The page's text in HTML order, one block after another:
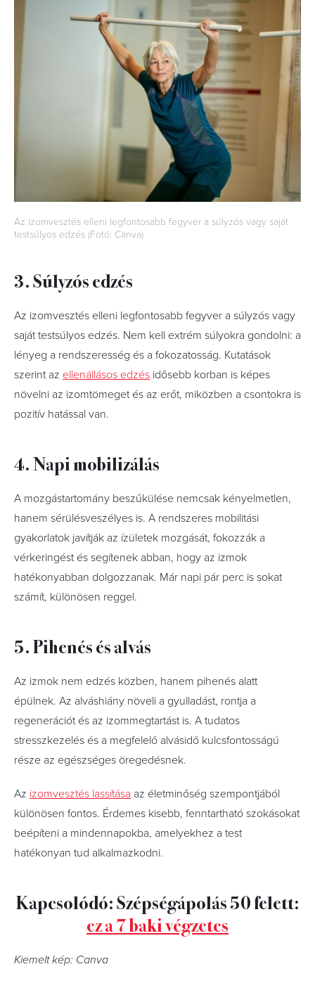
Az izomvesztés elleni legfontosabb fegyver a súlyzós vagy saját
testsúlyos edzés (Fotó: Canva)
3. Súlyzós edzés
Az izomvesztés elleni legfontosabb fegyver a súlyzós vagy
saját testsúlyos edzés. Nem kell extrém súlyokra gondolni: a
lényeg a rendszeresség és a fokozatosság. Kutatások
szerint az ellenállásos edzés idősebb korban is képes
növelni az izomtömeget és az erőt, miközben a csontokra is
pozitív hatással van.
4. Napi mobilizálás
A mozgástartomány beszűkülése nemcsak kényelmetlen,
hanem sérülésveszélyes is. A rendszeres mobilitási
gyakorlatok javítják az ízületek mozgását, fokozzák a
vérkeringést és segítenek abban, hogy az izmok
hatékonyabban dolgozzanak. Már napi pár perc is sokat
számít, különösen reggel.
5. Pihenés és alvás
Az izmok nem edzés közben, hanem pihenés alatt
épülnek. Az alváshiány növeli a gyulladást, rontja a
regenerációt és az izommegtartást is. A tudatos
stresszkezelés és a megfelelő alvásidő kulcsfontosságú
része az egészséges öregedésnek.
Az izomvesztés lassítása az életminőség szempontjából
különösen fontos. Érdemes kisebb, fenntartható szokásokat
beépíteni a mindennapokba, amelyekhez a test
hatékonyan tud alkalmazkodni.
Kapcsolódó: Szépségápolás 50 felett:
ez a 7 baki végzetes
Kiemelt kép: Canva